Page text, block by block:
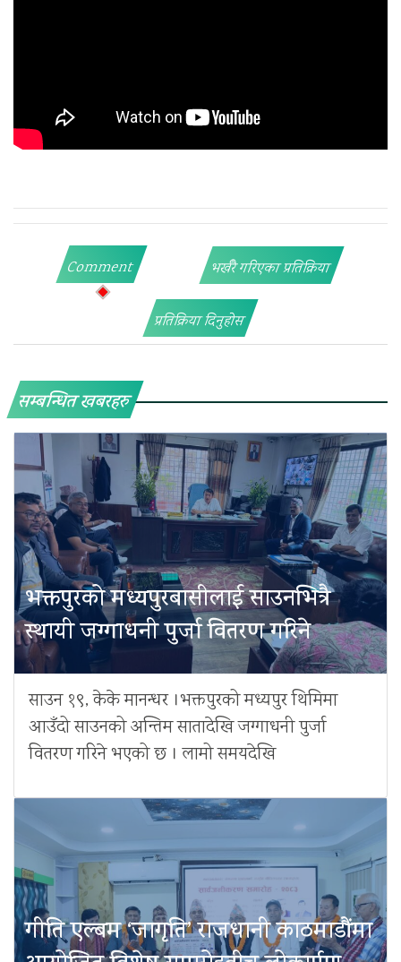
Comment भर्खरै गरिएका प्रतिक्रिया
प्रतिक्रिया दिनुहोस
सम्बन्धित खबरहरु
भक्तपुरको मध्यपुरबासीलाई साउनभित्रै
स्थायी जग्गाधनी पुर्जा वितरण गरिने
साउन १९, केके मानन्धर ।भक्तपुरको मध्यपुर थिमिमा
आउँदो साउनको अन्तिम सातादेखि जग्गाधनी पुर्जा
वितरण गरिने भएको छ । लामो समयदेखि
गीति एल्बम ‘जागृति’ राजधानी काठमाडौंमा